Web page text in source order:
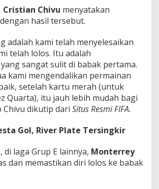
Cristian Chivu menyatakan
hasil tersebut.
adalah kami telah menyelesaikan
telah lolos. Itu adalah
sangat sulit di babak pertama.
kami mengendalikan permainan
setelah kartu merah (untuk
Quarta), itu jauh lebih mudah bagi
Chivu dikutip dari Situs Resmi FIFA.
Gol, River Plate Tersingkir
di laga Grup E lainnya, Monterrey
dan memastikan diri lolos ke babak